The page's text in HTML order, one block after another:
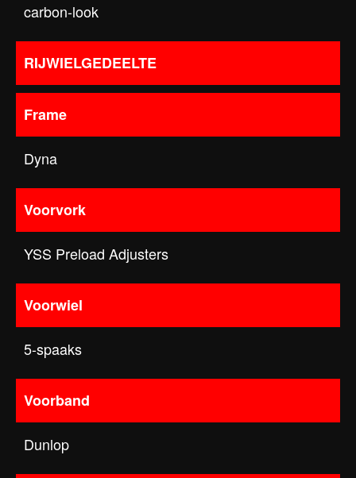
carbon-look
RIJWIELGEDEELTE
Frame
Dyna
Voorvork
YSS Preload Adjusters
Voorwiel
5-spaaks
Voorband
Dunlop